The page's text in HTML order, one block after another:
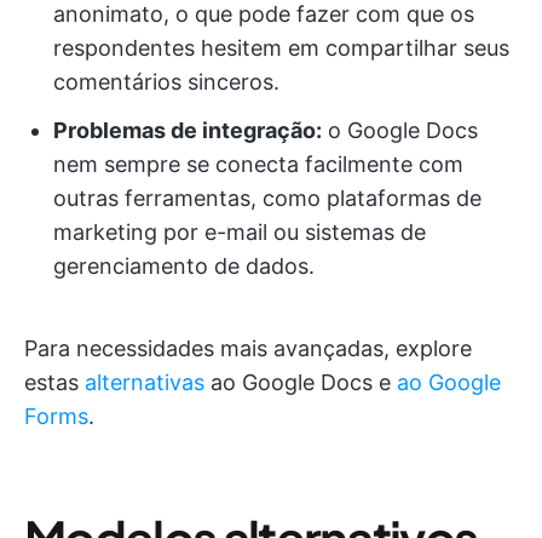
anonimato, o que pode fazer com que os
respondentes hesitem em compartilhar seus
comentários sinceros.
Problemas de integração: o Google Docs
nem sempre se conecta facilmente com
outras ferramentas, como plataformas de
marketing por e-mail ou sistemas de
gerenciamento de dados.
Para necessidades mais avançadas, explore
estas alternativas ao Google Docs e ao Google
Forms.